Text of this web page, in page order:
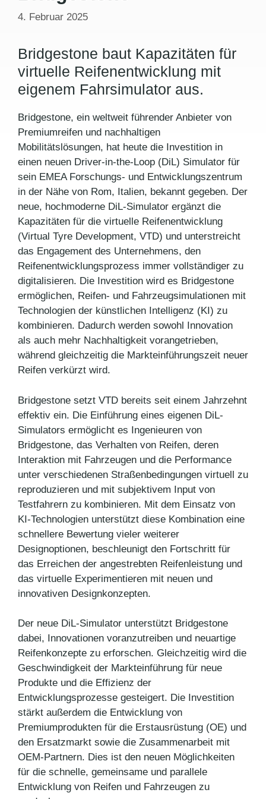
4. Februar 2025
Bridgestone baut Kapazitäten für
virtuelle Reifenentwicklung mit
eigenem Fahrsimulator aus.
Bridgestone, ein weltweit führender Anbieter von
Premiumreifen und nachhaltigen
Mobilitätslösungen, hat heute die Investition in
einen neuen Driver-in-the-Loop (DiL) Simulator für
sein EMEA Forschungs- und Entwicklungszentrum
in der Nähe von Rom, Italien, bekannt gegeben. Der
neue, hochmoderne DiL-Simulator ergänzt die
Kapazitäten für die virtuelle Reifenentwicklung
(Virtual Tyre Development, VTD) und unterstreicht
das Engagement des Unternehmens, den
Reifenentwicklungsprozess immer vollständiger zu
digitalisieren. Die Investition wird es Bridgestone
ermöglichen, Reifen- und Fahrzeugsimulationen mit
Technologien der künstlichen Intelligenz (KI) zu
kombinieren. Dadurch werden sowohl Innovation
als auch mehr Nachhaltigkeit vorangetrieben,
während gleichzeitig die Markteinführungszeit neuer
Reifen verkürzt wird.
Bridgestone setzt VTD bereits seit einem Jahrzehnt
effektiv ein. Die Einführung eines eigenen DiL-
Simulators ermöglicht es Ingenieuren von
Bridgestone, das Verhalten von Reifen, deren
Interaktion mit Fahrzeugen und die Performance
unter verschiedenen Straßenbedingungen virtuell zu
reproduzieren und mit subjektivem Input von
Testfahrern zu kombinieren. Mit dem Einsatz von
KI-Technologien unterstützt diese Kombination eine
schnellere Bewertung vieler weiterer
Designoptionen, beschleunigt den Fortschritt für
das Erreichen der angestrebten Reifenleistung und
das virtuelle Experimentieren mit neuen und
innovativen Designkonzepten.
Der neue DiL-Simulator unterstützt Bridgestone
dabei, Innovationen voranzutreiben und neuartige
Reifenkonzepte zu erforschen. Gleichzeitig wird die
Geschwindigkeit der Markteinführung für neue
Produkte und die Effizienz der
Entwicklungsprozesse gesteigert. Die Investition
stärkt außerdem die Entwicklung von
Premiumprodukten für die Erstausrüstung (OE) und
den Ersatzmarkt sowie die Zusammenarbeit mit
OEM-Partnern. Dies ist den neuen Möglichkeiten
für die schnelle, gemeinsame und parallele
Entwicklung von Reifen und Fahrzeugen zu